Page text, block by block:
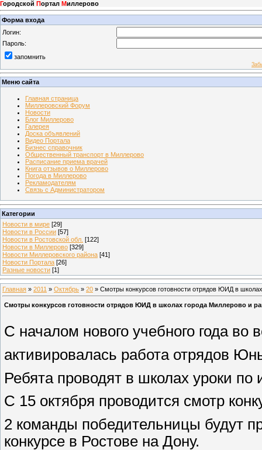
Городской Портал Миллерово
Форма входа
Логин:
Пароль:
запомнить
Меню сайта
Главная страница
Миллеровский Форум
Новости
Блог Миллерово
Галерея
Доска объявлений
Видео Портала
Бизнес справочник
Общественный транспорт в Миллерово
Расписание приема врачей
Книга отзывов о Миллерово
Погода в Миллерово
Рекламодателям
Связь с Администратором
Категории
Новости в мире [29]
Новости в России [57]
Новости в Ростовской обл. [122]
Новости в Миллерово [329]
Новости Миллеровского района [41]
Новости Портала [26]
Разные новости [1]
Главная » 2011 » Октябрь » 20 » Смотры конкурсов готовности отрядов ЮИД в
Смотры конкурсов готовности отрядов ЮИД в школах города Миллерово и
С началом нового учебного года во
активировалась работа отрядов
Ребята проводят в школах уроки
С 15 октября проводится смотр
2 команды победительницы будут
конкурсе в Ростове на Дону.